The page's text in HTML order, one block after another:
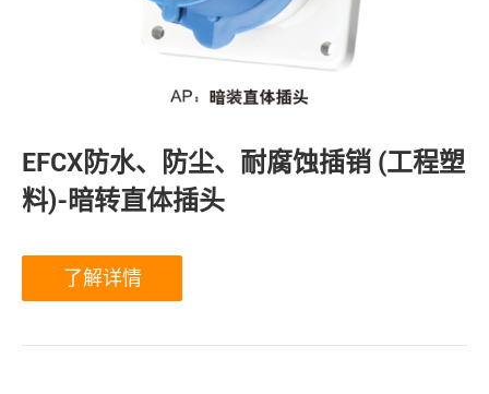
EFCX防水、防尘、耐腐蚀插销 (工程塑
料)-暗转直体插头
了解详情